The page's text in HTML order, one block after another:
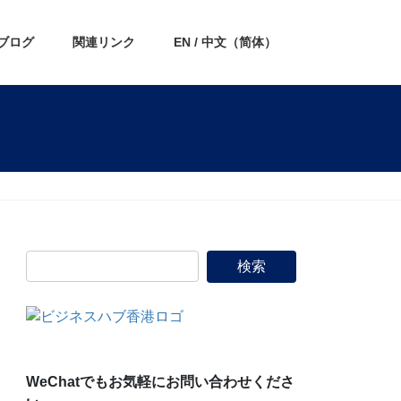
ログ 関連リンク EN / 中文（简体）
WeChatでもお気軽にお問い合わせくださ